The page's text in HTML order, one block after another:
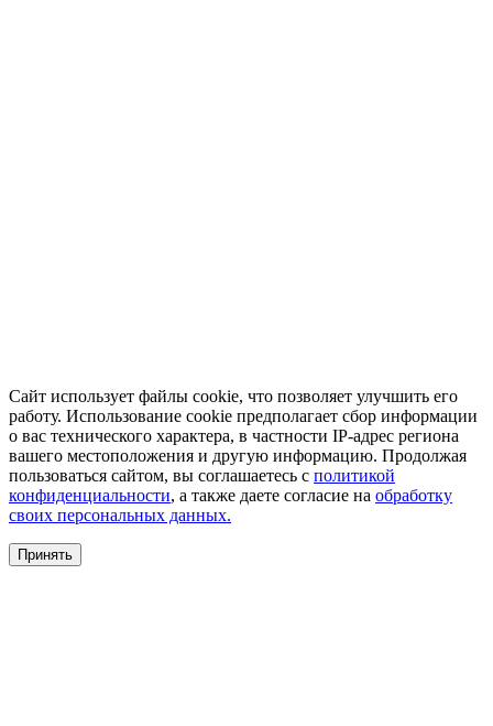
Сайт использует файлы cookie, что позволяет улучшить его
работу. Использование cookie предполагает сбор информации
о вас технического характера, в частности IP-адрес региона
вашего местоположения и другую информацию. Продолжая
пользоваться сайтом, вы соглашаетесь с политикой
конфиденциальности, а также даете согласие на обработку
своих персональных данных.
Принять